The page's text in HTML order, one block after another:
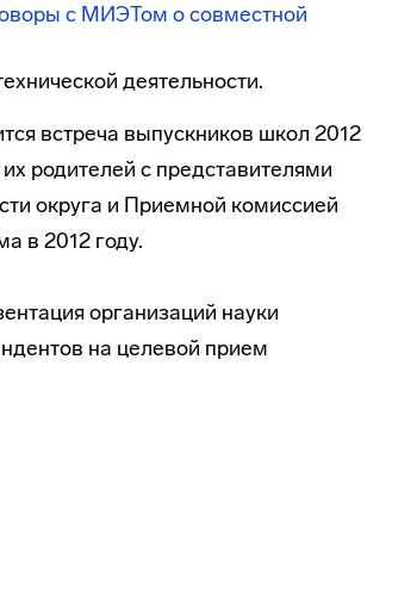
с МИЭТом о совместной
деятельности.
встреча выпускников школ 2012
родителей с представителями
округа и Приемной комиссией
в 2012 году.
организаций науки
на целевой прием